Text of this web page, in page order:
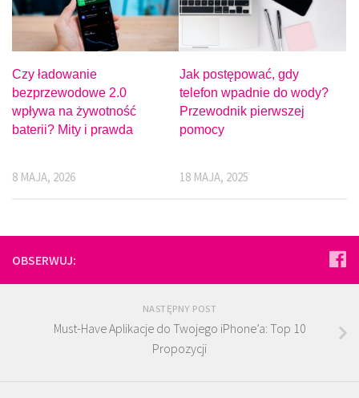
Czy ładowanie
bezprzewodowe 2.0
wpływa na żywotność
baterii? Mity i prawda
8 MAJA, 2026
Jak postępować, gdy
telefon wpadnie do wody?
Przewodnik pierwszej
pomocy
18 MAJA, 2025
OBSERWUJ:
NASTĘPNY POST
Must-Have Aplikacje do Twojego iPhone’a: Top 10
Propozycji